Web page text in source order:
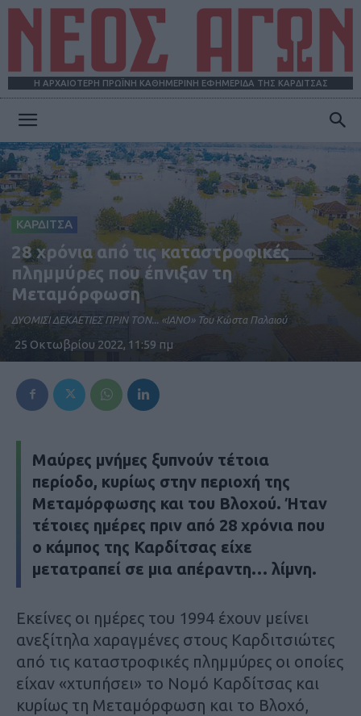
Η ΑΡΧΑΙΟΤΕΡΗ ΠΡΩΪΝΗ ΚΑΘΗΜΕΡΙΝΗ ΕΦΗΜΕΡΙΔΑ ΤΗΣ ΚΑΡΔΙΤΣΑΣ
ΑΓΩΝ
ΚΑΡΔΙΤΣΑ
28 χρόνια από τις καταστροφικές
πλημμύρες που έπνιξαν τη
Μεταμόρφωση
ΔΥΟΜΙΣΙ ΔΕΚΑΕΤΙΕΣ ΠΡΙΝ ΤΟΝ... «ΙΑΝΟ» Του Κώστα Παλαιού
25 Οκτωβρίου 2022, 11:59 πμ
Μαύρες μνήμες ξυπνούν τέτοια
περίοδο, κυρίως στην περιοχή της
Μεταμόρφωσης και του Βλοχού. Ήταν
τέτοιες ημέρες πριν από 28 χρόνια που
ο κάμπος της Καρδίτσας είχε
μετατραπεί σε μια απέραντη… λίμνη.
Εκείνες οι ημέρες του 1994 έχουν μείνει
ανεξίτηλα χαραγμένες στους Καρδιτσιώτες
από τις καταστροφικές πλημμύρες οι οποίες
είχαν «χτυπήσει» το Νομό Καρδίτσας και
κυρίως τη Μεταμόρφωση και το Βλοχό,